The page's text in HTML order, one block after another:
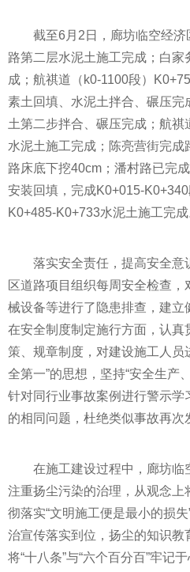
截至6月2日，廊坊临空经
路第二层水泥土施工完成；白
成；航祺道（k0-1100段）
素土回填、水泥土拌合、碾压
土第二步拌合、碾压完成；航
水泥土施工完成；陈亮营街完
路床底下挖40cm；潘村路已完
安装回填，完成K0+015-
K0+485-K0+733水泥土施工完成
落实安全责任，提高安全意
区道路项目组织每周安全检查
械设备等进行了隐患排查，建立
在安全制度制定施行方面，认真
策、规章制度，对建设施工人员
全第一”的思想，坚持“安全生产
针对同行业事故案例进行警示学
的相同问题，杜绝类似事故再次
在施工建设过程中，廊坊临
注重扬尘污染的治理，从观念上
彻落实“文明施工便是最小的损
治宣传落实到位，扬尘的知识教
将“十八条”与“六个百分百”牢记